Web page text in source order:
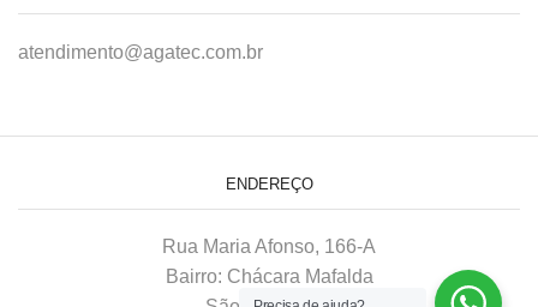
atendimento@agatec.com.br
ENDEREÇO
Rua Maria Afonso, 166-A
Bairro: Chácara Mafalda